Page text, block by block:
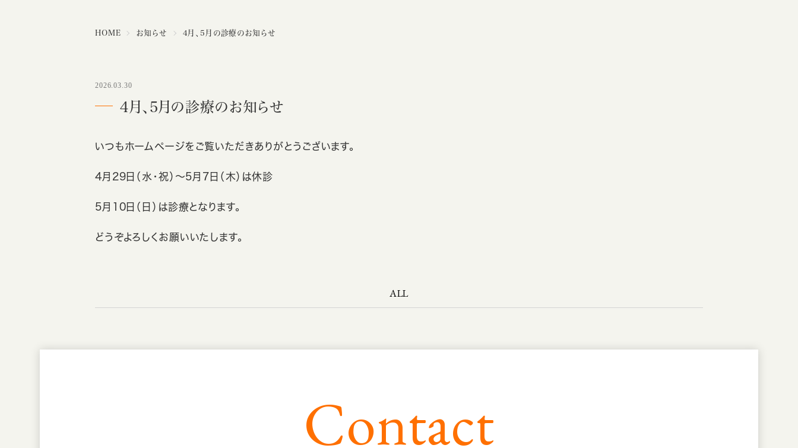
HOME お知らせ 4月、5月の診療のお知らせ
2026.03.30
4月、5月の診療のお知らせ
いつもホームページをご覧いただきありがとうございます。
4月29日（水・祝）～5月7日（木）は休診
5月10日（日）は診療となります。
どうぞよろしくお願いいたします。
ALL
Contact